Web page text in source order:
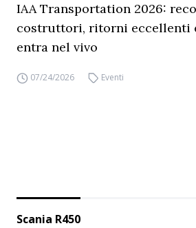
IAA Transportation 2026:
costruttori, ritorni eccellenti
entra nel vivo
07/24/2026 Eventi
Scania R450